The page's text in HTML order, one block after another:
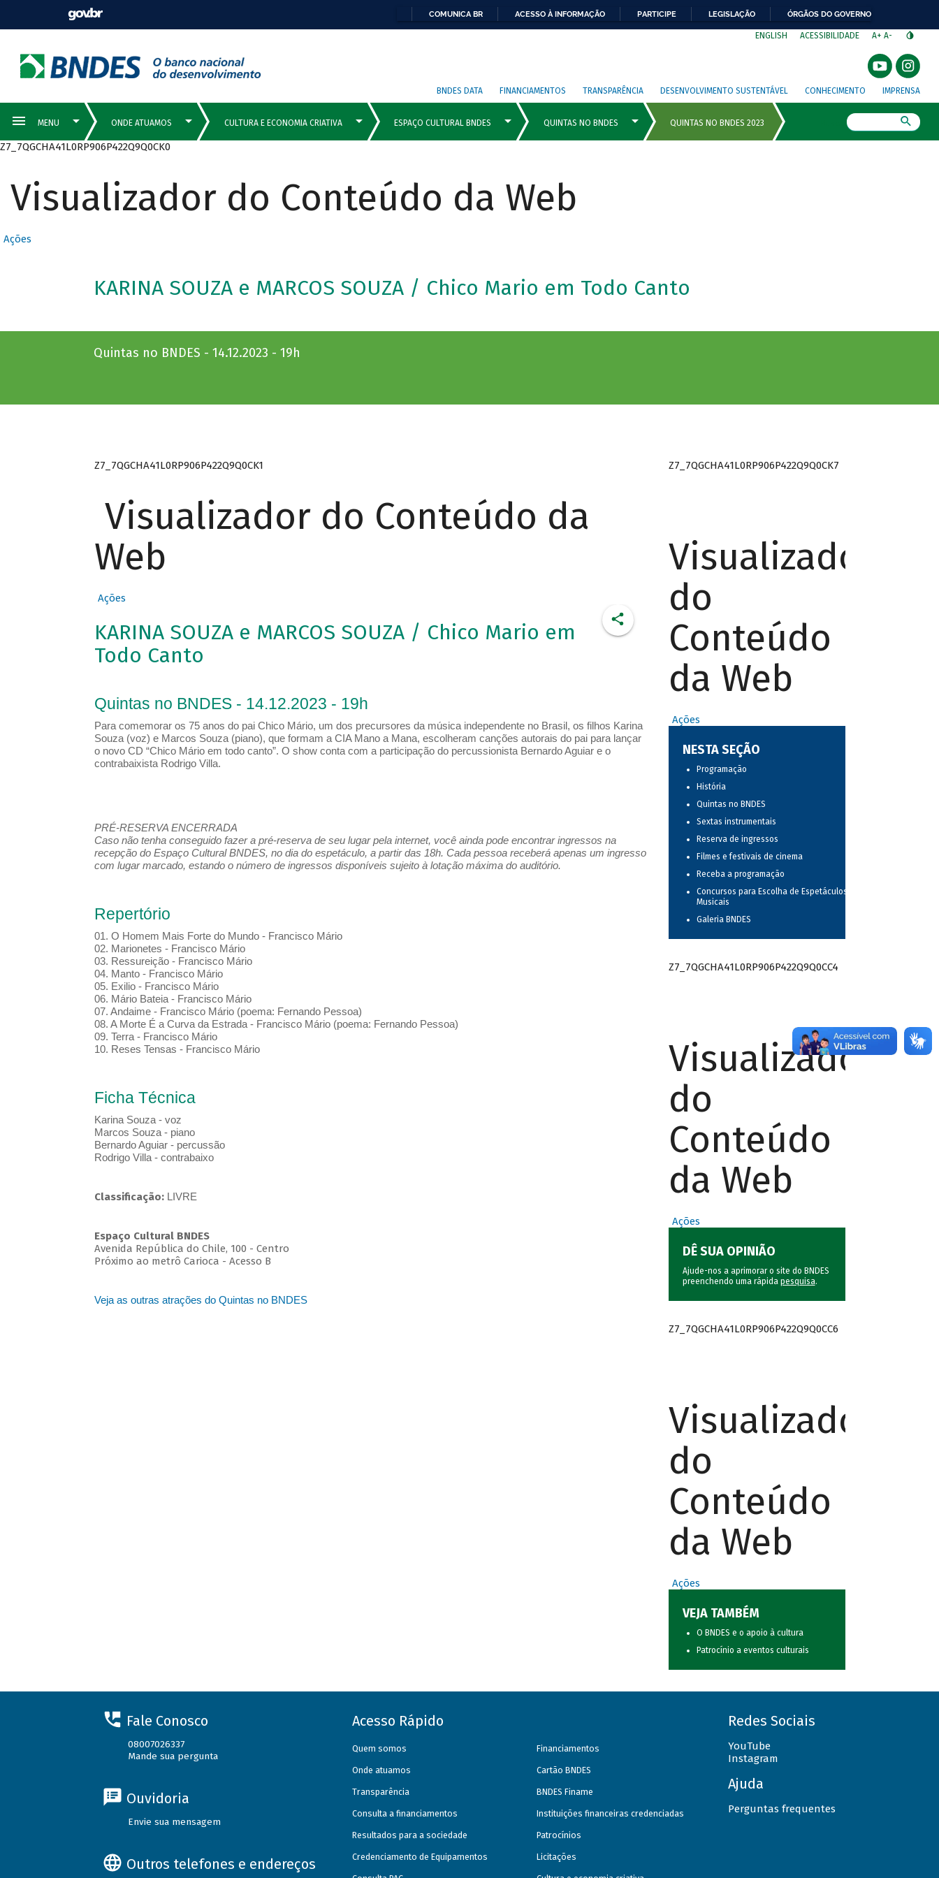
COMUNICA BR ACESSO À INFORMAÇÃO PARTICIPE LEGISLAÇÃO ÓRGÃOS DO GOVERNO
ENGLISH ACESSIBILIDADE A+ A-
BNDES DATA FINANCIAMENTOS TRANSPARÊNCIA DESENVOLVIMENTO SUSTENTÁVEL CONHECIMENTO IMPRENSA
Z7_7QGCHA41L0RP906P422Q9Q0CK0
Visualizador do Conteúdo da Web
Ações
KARINA SOUZA e MARCOS SOUZA / Chico Mario em Todo Canto
Quintas no BNDES - 14.12.2023 - 19h
Z7_7QGCHA41L0RP906P422Q9Q0CK1
Visualizador do Conteúdo da
Web
Ações
KARINA SOUZA e MARCOS SOUZA / Chico Mario em
Todo Canto
Quintas no BNDES - 14.12.2023 - 19h
Para comemorar os 75 anos do pai Chico Mário, um dos precursores da música independente no Brasil, os filhos Karina
Souza (voz) e Marcos Souza (piano), que formam a CIA Mano a Mana, escolheram canções autorais do pai para lançar
o novo CD “Chico Mário em todo canto”. O show conta com a participação do percussionista Bernardo Aguiar e o
contrabaixista Rodrigo Villa.
PRÉ-RESERVA ENCERRADA
Caso não tenha conseguido fazer a pré-reserva de seu lugar pela internet, você ainda pode encontrar ingressos na
recepção do Espaço Cultural BNDES, no dia do espetáculo, a partir das 18h. Cada pessoa receberá apenas um ingresso
com lugar marcado, estando o número de ingressos disponíveis sujeito à lotação máxima do auditório.
Repertório
01. O Homem Mais Forte do Mundo - Francisco Mário
02. Marionetes - Francisco Mário
03. Ressureição - Francisco Mário
04. Manto - Francisco Mário
05. Exilio - Francisco Mário
06. Mário Bateia - Francisco Mário
07. Andaime - Francisco Mário (poema: Fernando Pessoa)
08. A Morte É a Curva da Estrada - Francisco Mário (poema: Fernando Pessoa)
09. Terra - Francisco Mário
10. Reses Tensas - Francisco Mário
Ficha Técnica
Karina Souza - voz
Marcos Souza - piano
Bernardo Aguiar - percussão
Rodrigo Villa - contrabaixo
Classificação: LIVRE
Espaço Cultural BNDES
Avenida República do Chile, 100 - Centro
Próximo ao metrô Carioca - Acesso B
Veja as outras atrações do Quintas no BNDES
Z7_7QGCHA41L0RP906P422Q9Q0CK7
Visualizador
do
Conteúdo
da Web
Ações
NESTA SEÇÃO
Programação
História
Quintas no BNDES
Sextas instrumentais
Reserva de ingressos
Filmes e festivais de cinema
Receba a programação
Concursos para Escolha de Espetáculos
Musicais
Galeria BNDES
Z7_7QGCHA41L0RP906P422Q9Q0CC4
Visualizador
do
Conteúdo
da Web
Ações
DÊ SUA OPINIÃO
Ajude-nos a aprimorar o site do BNDES
preenchendo uma rápida pesquisa.
Z7_7QGCHA41L0RP906P422Q9Q0CC6
Visualizador
do
Conteúdo
da Web
Ações
VEJA TAMBÉM
O BNDES e o apoio à cultura
Patrocínio a eventos culturais
Fale Conosco
08007026337
Mande sua pergunta
Ouvidoria
Envie sua mensagem
Outros telefones e endereços
Acesso Rápido
Quem somos
Onde atuamos
Transparência
Consulta a financiamentos
Resultados para a sociedade
Credenciamento de Equipamentos
Financiamentos
Cartão BNDES
BNDES Finame
Instituições financeiras credenciadas
Patrocínios
Licitações
Redes Sociais
YouTube
Instagram
Ajuda
Perguntas frequentes